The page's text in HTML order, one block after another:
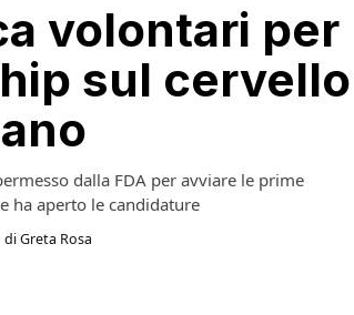
volontari per
sul cervello
dalla FDA per avviare le prime
ha aperto le candidature
di Greta Rosa